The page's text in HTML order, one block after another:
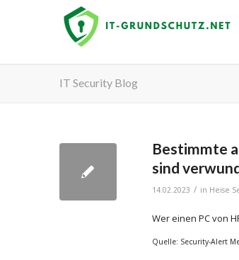
IT Security Blog
Bestimmte
sind
14.02.2023 / in Heise
Wer einen PC von
Quelle: Security-Alert